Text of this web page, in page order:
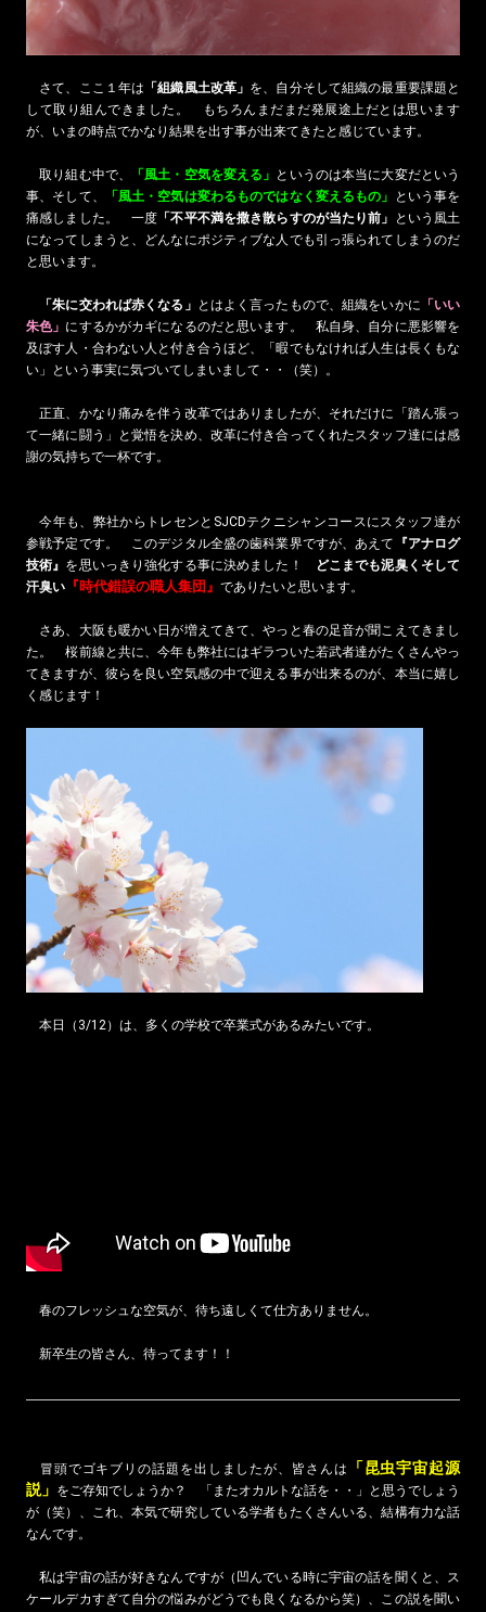
さて、ここ１年は 「組織風土改革」 を、自分そして組織の最重要課題と
して取り組んできました。 もちろんまだまだ発展途上だとは思います
が、いまの時点でかなり結果を出す事が出来てきたと感じています。
取り組む中で、 「風土・空気を変える」 というのは本当に大変だという
事、そして、
「風土・空気は変わるものではなく変えるもの」
という事を
痛感しました。 一度 「不平不満を撒き散らすのが当たり前」
という風土
になってしまうと、どんなにポジティブな人でも引っ張られてしまうのだ
と思います。
「朱に交われば赤くなる」 とはよく言ったもので、組織をいかに 「いい
朱色」 にするかがカギになるのだと思います。 私自身、自分に悪影響を
及ぼす人・合わない人と付き合うほど、「暇でもなければ人生は長くもな
い」という事実に気づいてしまいまして・・（笑）。
正直、かなり痛みを伴う改革ではありましたが、それだけに「踏ん張っ
て一緒に闘う」と覚悟を決め、改革に付き合ってくれたスタッフ達には感
謝の気持ちで一杯です。
今年も、弊社からトレセンとSJCDテクニシャンコースにスタッフ達が
参戦予定です。 このデジタル全盛の歯科業界ですが、あえて
『アナログ
技術』 を思いっきり強化する事に決めました！
どこまでも泥臭くそして
汗臭い 『時代錯誤の職人集団』 でありたいと思います。
さあ、大阪も暖かい日が増えてきて、やっと春の足音が聞こえてきまし
た。 桜前線と共に、今年も弊社にはギラついた若武者達がたくさんやっ
てきますが、彼らを良い空気感の中で迎える事が出来るのが、本当に嬉し
く感じます！
本日（3/12）は、多くの学校で卒業式があるみたいです。
春のフレッシュな空気が、待ち遠しくて仕方ありません。
新卒生の皆さん、待ってます！！
冒頭でゴキブリの話題を出しましたが、皆さんは
「昆虫宇宙起源
説」 をご存知でしょうか？ 「またオカルトな話を・・」と思うでしょう
が（笑）、これ、本気で研究している学者もたくさんいる、結構有力な話
なんです。
私は宇宙の話が好きなんですが（凹んでいる時に宇宙の話を聞くと、ス
ケールデカすぎて自分の悩みがどうでも良くなるから笑）、この説を聞い